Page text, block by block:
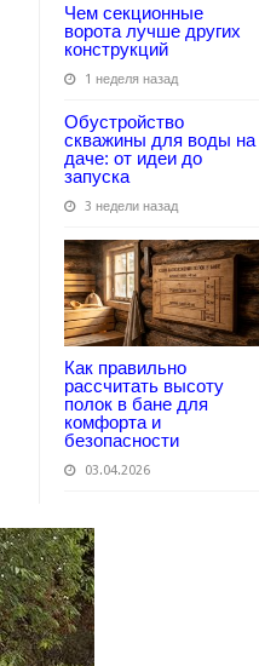
Чем секционные
ворота лучше других
конструкций
1 неделя назад
Обустройство
скважины для воды на
даче: от идеи до
запуска
3 недели назад
Как правильно
рассчитать высоту
полок в бане для
комфорта и
безопасности
03.04.2026